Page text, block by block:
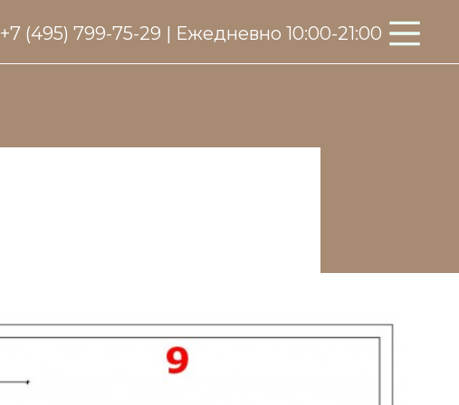
+7 (495) 799-75-29 | Ежедневно 10:00-21:00